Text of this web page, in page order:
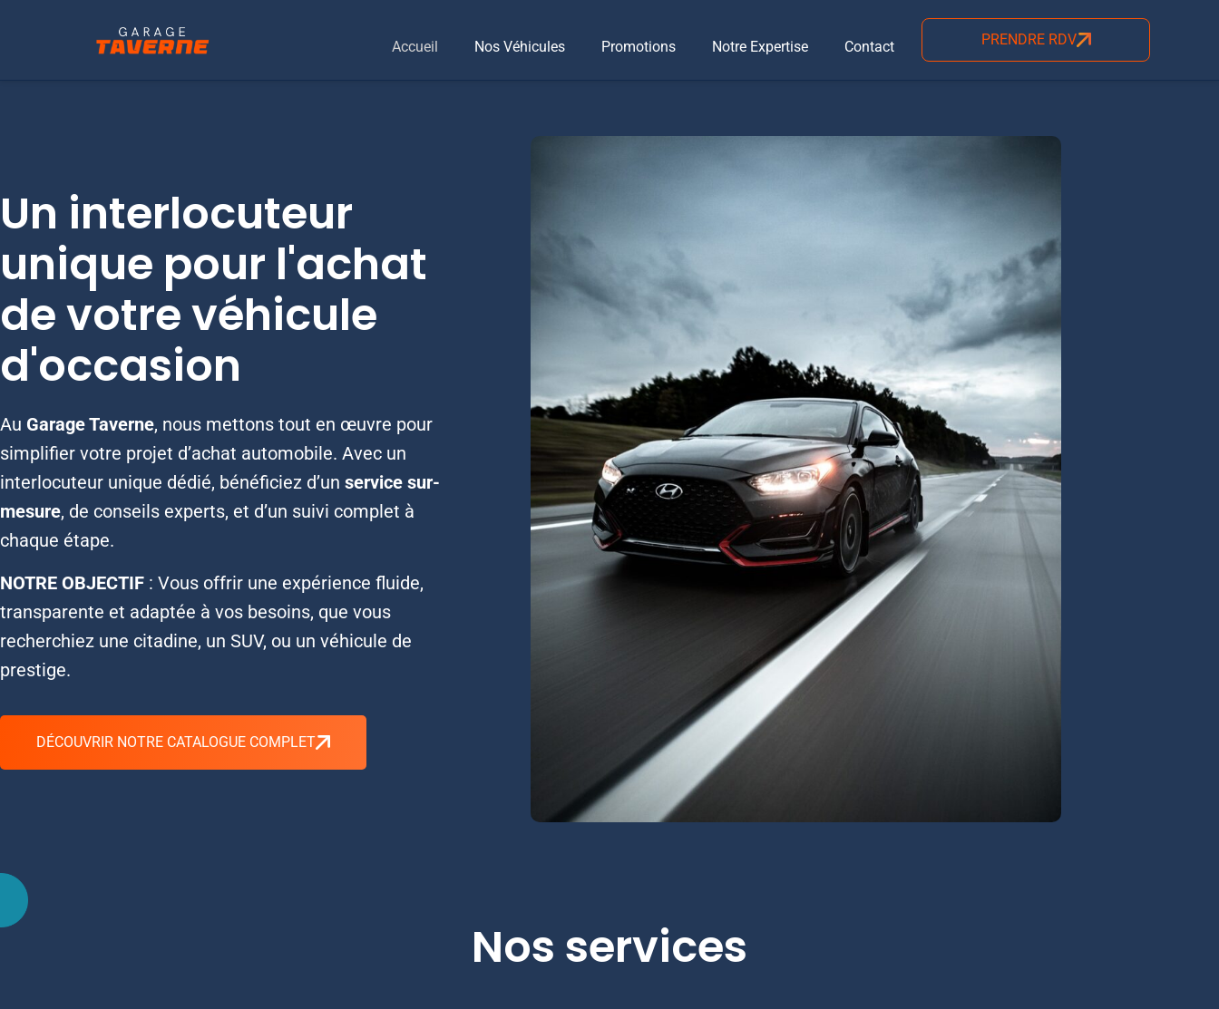
Accueil Nos Véhicules Promotions Notre Expertise Contact PRENDRE RDV
Un interlocuteur
unique pour l'achat
de votre véhicule
d'occasion
Au Garage Taverne, nous mettons tout en œuvre pour
simplifier votre projet d’achat automobile. Avec un
interlocuteur unique dédié, bénéficiez d’un service sur-
mesure, de conseils experts, et d’un suivi complet à
chaque étape.
NOTRE OBJECTIF : Vous offrir une expérience fluide,
transparente et adaptée à vos besoins, que vous
recherchiez une citadine, un SUV, ou un véhicule de
prestige.
DÉCOUVRIR NOTRE CATALOGUE COMPLET
Nos services